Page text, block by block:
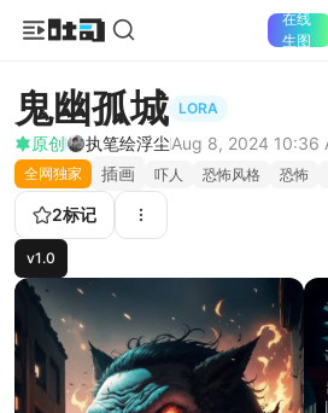
在线
生图
鬼幽孤城 LORA
原创 执笔绘浮尘Aug 8, 2024 10:36
全网独家 插画 吓人 恐怖风格 恐怖
2标记
v1.0